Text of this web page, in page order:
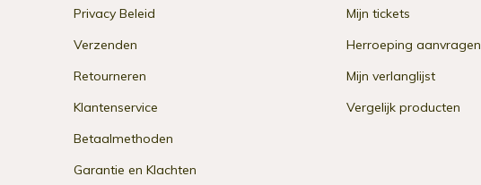
Privacy Beleid
Verzenden
Retourneren
Klantenservice
Betaalmethoden
Garantie en Klachten
Mijn tickets
Herroeping aanvragen
Mijn verlanglijst
Vergelijk producten